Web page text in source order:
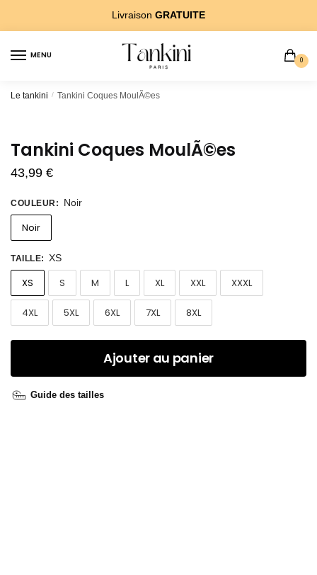
navigation
Livraison GRATUITE
MENU
0
Le tankini / Tankini Coques MoulÃ©es
Tankini Coques MoulÃ©es
43,99 €
COULEUR: Noir
Noir
TAILLE: XS
XS S M L XL XXL XXXL
4XL 5XL 6XL 7XL 8XL
Ajouter au panier
Guide des tailles